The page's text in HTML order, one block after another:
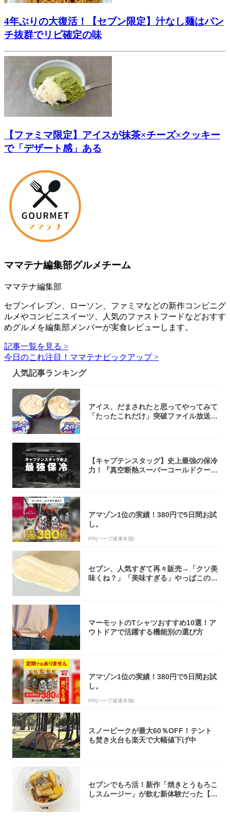
4年ぶりの大復活！【セブン限定】汁なし麺はパン
チ抜群でリピ確定の味
【ファミマ限定】アイスが抹茶×チーズ×クッキー
で「デザート感」ある
ママテナ編集部グルメチーム
ママテナ編集部
セブンイレブン、ローソン、ファミマなどの新作コンビニグ
ルメやコンビニスイーツ、人気のファストフードなどおすす
めグルメを編集部メンバーが実食レビューします。
記事一覧を見る >
今日のこれ注目！ママテナピックアップ >
人気記事ランキング
アイス、だまされたと思ってやってみて
「たったこれだけ」突破ファイル放送で
【キャプテンスタッグ】史上最強の保冷
力！『真空断熱スーパーコールドクーラ
アマゾン1位の実績！380円で5日間お試
し。
PR(ハーブ健康本舗)
セブン、人気すぎて再々販売→「クソ美
味くね？」「美味すぎる」やっぱこのク
マーモットのTシャツおすすめ10選！ア
ウトドアで活躍する機能別の選び方
アマゾン1位の実績！380円で5日間お試
し。
PR(ハーブ健康本舗)
スノーピークが最大60％OFF！テント
も焚き火台も楽天で大幅値下げ中
セブンでもろ活！新作「焼きとうもろこ
しスムージー」が飲む新体験だった【東